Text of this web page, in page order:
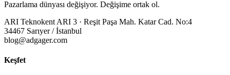
Pazarlama dünyası değişiyor. Değişime ortak ol.
ARI Teknokent ARI 3 · Reşit Paşa Mah. Katar Cad. No:4
34467 Sarıyer / İstanbul
blog@adgager.com
Keşfet